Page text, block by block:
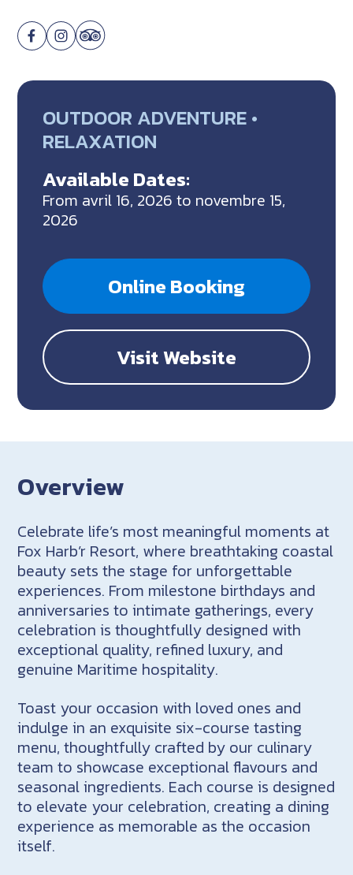
OUTDOOR ADVENTURE •
RELAXATION
Available Dates:
From avril 16, 2026 to novembre 15,
2026
Online Booking
Visit Website
Overview
Celebrate life’s most meaningful moments at
Fox Harb’r Resort, where breathtaking coastal
beauty sets the stage for unforgettable
experiences. From milestone birthdays and
anniversaries to intimate gatherings, every
celebration is thoughtfully designed with
exceptional quality, refined luxury, and
genuine Maritime hospitality.
Toast your occasion with loved ones and
indulge in an exquisite six-course tasting
menu, thoughtfully crafted by our culinary
team to showcase exceptional flavours and
seasonal ingredients. Each course is designed
to elevate your celebration, creating a dining
experience as memorable as the occasion
itself.